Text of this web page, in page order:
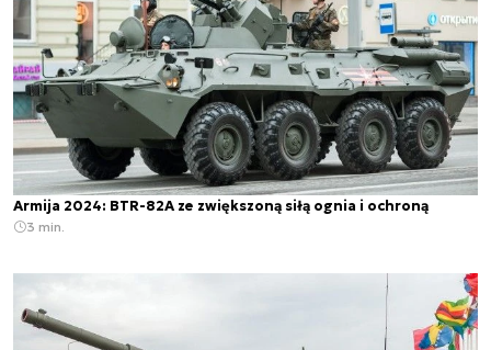
Armija 2024: BTR-82A ze zwiększoną siłą ognia i ochroną
3 min.